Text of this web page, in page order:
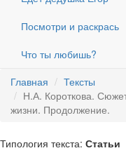
Посмотри и раскрась
Что ты любишь?
Главная
Тексты
Н.А. Короткова.
жизни. Продолжение.
Типология текста: Статьи